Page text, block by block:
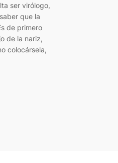
ser virólogo,
que la
de primero
de la nariz,
colocársela,